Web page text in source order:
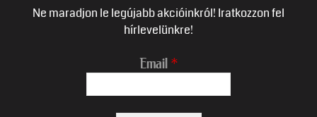
Ne maradjon le legújabb akcióinkról! Iratkozzon fel
hírlevelünkre!
Email *